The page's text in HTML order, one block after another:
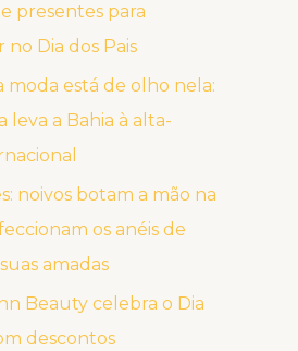
presentes para
Dia dos Pais
moda está de olho nela:
leva a Bahia à alta-
noivos botam a mão na
os anéis de
amadas
Beauty celebra o Dia
descontos